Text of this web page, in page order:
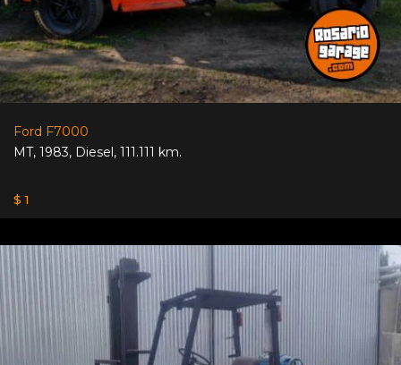
Ford F7000
MT, 1983, Diesel, 111.111 km.
$ 1